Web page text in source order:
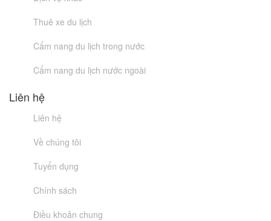
Thuê xe du lịch
Cẩm nang du lịch trong nước
Cẩm nang du lịch nước ngoài
Liên hệ
Liên hệ
Về chúng tôi
Tuyển dụng
Chính sách
Điều khoản chung